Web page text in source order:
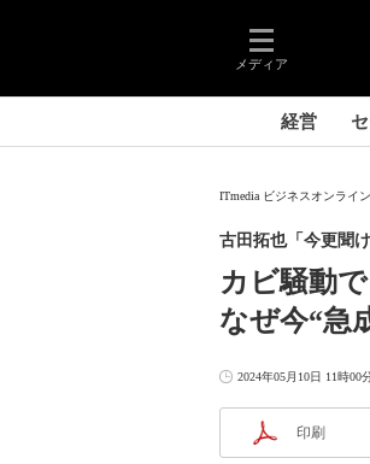
メディア
経営
ITmedia ビジネスオンライン
カビ騒動
なぜ今“急
古田拓也「今更聞
2024年05月10日 11時00
印刷